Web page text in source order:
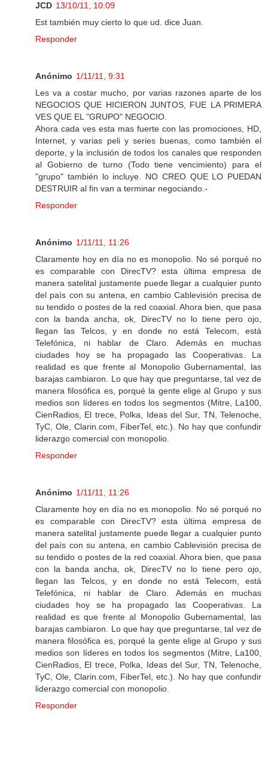
JCD 13/10/11, 10:09
Est también muy cierto lo que ud. dice Juan.
Responder
Anónimo 1/11/11, 9:31
Les va a costar mucho, por varias razones aparte de los
NEGOCIOS QUE HICIERON JUNTOS, FUE LA PRIMERA
VES QUE EL "GRUPO" NEGOCIO.
Ahora cada ves esta mas fuerte con las promociones, HD,
Internet, y varias peli y series buenas, como también el
deporte, y la inclusión de todos los canales que responden
al Gobierno de turno (Todo tiene vencimiento) para el
"grupo" también lo incluye. NO CREO QUE LO PUEDAN
DESTRUIR al fin van a terminar negociando.-
Responder
Anónimo 1/11/11, 11:26
Claramente hoy en día no es monopolio. No sé porqué no
es comparable con DirecTV? esta última empresa de
manera satelital justamente puede llegar a cualquier punto
del país con su antena, en cambio Cablevisión precisa de
su tendido o postes de la red coaxial. Ahora bien, que pasa
con la banda ancha, ok, DirecTV no lo tiene pero ojo,
llegan las Telcos, y en donde no está Telecom, está
Telefónica, ni hablar de Claro. Además en muchas
ciudades hoy se ha propagado las Cooperativas. La
realidad es que frente al Monopolio Gubernamental, las
barajas cambiaron. Lo que hay que preguntarse, tal vez de
manera filosófica es, porqué la gente elige al Grupo y sus
medios son líderes en todos los segmentos (Mitre, La100,
CienRadios, El trece, Polka, Ideas del Sur, TN, Telenoche,
TyC, Ole, Clarin.com, FiberTel, etc.). No hay que confundir
liderazgo comercial con monopolio.
Responder
Anónimo 1/11/11, 11:26
Claramente hoy en día no es monopolio. No sé porqué no
es comparable con DirecTV? esta última empresa de
manera satelital justamente puede llegar a cualquier punto
del país con su antena, en cambio Cablevisión precisa de
su tendido o postes de la red coaxial. Ahora bien, que pasa
con la banda ancha, ok, DirecTV no lo tiene pero ojo,
llegan las Telcos, y en donde no está Telecom, está
Telefónica, ni hablar de Claro. Además en muchas
ciudades hoy se ha propagado las Cooperativas. La
realidad es que frente al Monopolio Gubernamental, las
barajas cambiaron. Lo que hay que preguntarse, tal vez de
manera filosófica es, porqué la gente elige al Grupo y sus
medios son líderes en todos los segmentos (Mitre, La100,
CienRadios, El trece, Polka, Ideas del Sur, TN, Telenoche,
TyC, Ole, Clarin.com, FiberTel, etc.). No hay que confundir
liderazgo comercial con monopolio.
Responder